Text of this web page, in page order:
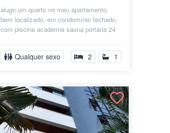
alugo um quarto no meu apartamento.
bem localizado, em condomínio fechado,
com piscina academia sauna portaria 24
Qualquer sexo 2 1